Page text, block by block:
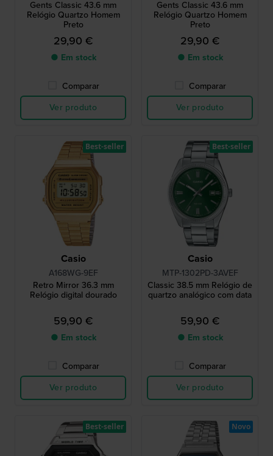
Gents Classic 43.6 mm
Relógio Quartzo Homem
Preto
29,90 €
● Em stock
Comparar
Ver produto
Gents Classic 43.6 mm
Relógio Quartzo Homem
Preto
29,90 €
● Em stock
Comparar
Ver produto
Casio
A168WG-9EF
Retro Mirror 36.3 mm
Relógio digital dourado
59,90 €
● Em stock
Comparar
Ver produto
Best-seller
Casio
MTP-1302PD-3AVEF
Classic 38.5 mm Relógio de
quartzo analógico com data
59,90 €
● Em stock
Comparar
Ver produto
Best-seller
Best-seller Novo